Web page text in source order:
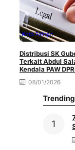
Kota Palopo
Distribusi SK
Terkait Abdul
Kendala PAW
08/01/2026
Trending